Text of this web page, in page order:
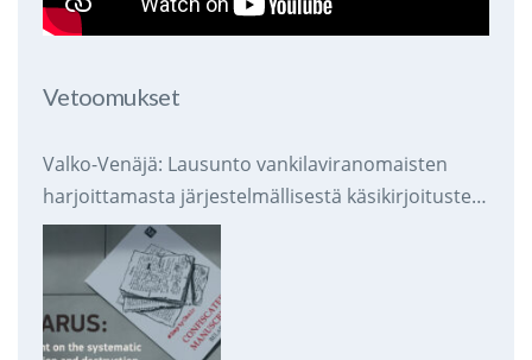
Vetoomukset
Valko-Venäjä: Lausunto vankilaviranomaisten
harjoittamasta järjestelmällisestä käsikirjoitusten
takavarikoinnista ja tuhoamisesta